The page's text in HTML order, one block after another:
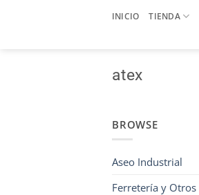
INICIO TIENDA
atex
BROWSE
Aseo Industrial
Ferretería y Otros